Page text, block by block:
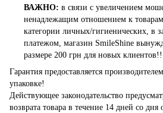
ВАЖНО: в связи с увеличением
ненадлежащим отношением к
категории личных/гигиенических, в
платежом, магазин SmileShine
размере 200 грн для новых
Гарантия предоставляется
упаковке!
Действующее законодательство
возврата товара в течение 14 дней со